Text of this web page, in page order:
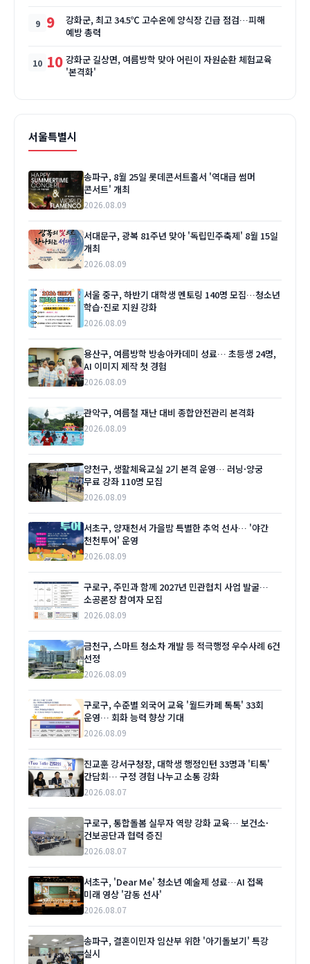
9
강화군, 최고 34.5℃ 고수온에 양식장 긴급 점검…피해
예방 총력
10 강화군 길상면, 여름방학 맞아 어린이 자원순환 체험교육
'본격화'
서울특별시
송파구, 8월 25일 롯데콘서트홀서 '역대급 썸머
콘서트' 개최
2026.08.09
서대문구, 광복 81주년 맞아 '독립민주축제' 8월 15일
개최
2026.08.09
서울 중구, 하반기 대학생 멘토링 140명 모집…청소년
학습·진로 지원 강화
2026.08.09
용산구, 여름방학 방송아카데미 성료… 초등생 24명,
AI 이미지 제작 첫 경험
2026.08.09
관악구, 여름철 재난 대비 종합안전관리 본격화
2026.08.09
양천구, 생활체육교실 2기 본격 운영… 러닝·양궁
무료 강좌 110명 모집
2026.08.09
서초구, 양재천서 가을밤 특별한 추억 선사… '야간
천천투어' 운영
2026.08.09
구로구, 주민과 함께 2027년 민관협치 사업 발굴…
소공론장 참여자 모집
2026.08.09
금천구, 스마트 청소차 개발 등 적극행정 우수사례 6건
선정
2026.08.09
구로구, 수준별 외국어 교육 '월드카페 톡톡' 33회
운영… 회화 능력 향상 기대
2026.08.09
진교훈 강서구청장, 대학생 행정인턴 33명과 '티톡'
간담회… 구정 경험 나누고 소통 강화
2026.08.07
구로구, 통합돌봄 실무자 역량 강화 교육… 보건소·
건보공단과 협력 증진
2026.08.07
서초구, 'Dear Me' 청소년 예술제 성료…AI 접목
미래 영상 '감동 선사'
2026.08.07
송파구, 결혼이민자 임산부 위한 '아기돌보기' 특강
실시